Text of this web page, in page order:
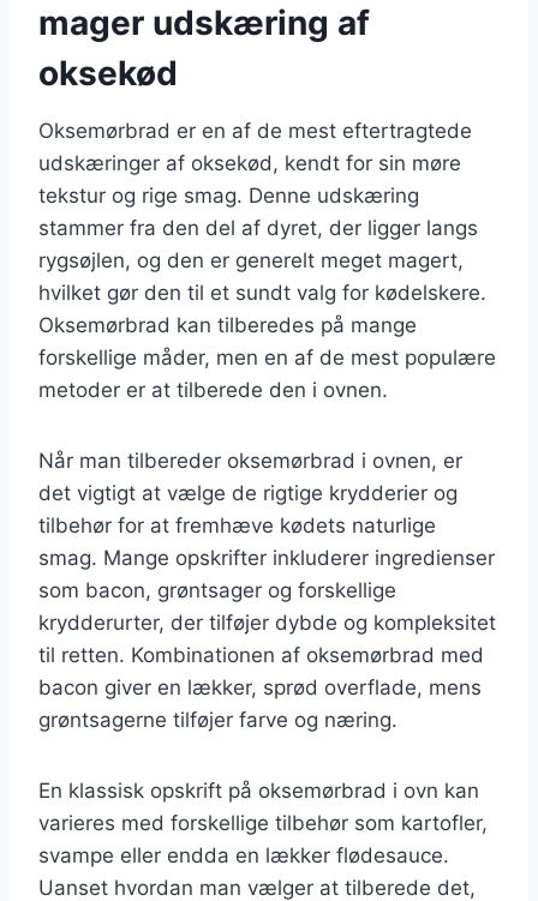
mager udskæring af
oksekød
Oksemørbrad er en af de mest eftertragtede
udskæringer af oksekød, kendt for sin møre
tekstur og rige smag. Denne udskæring
stammer fra den del af dyret, der ligger langs
rygsøjlen, og den er generelt meget magert,
hvilket gør den til et sundt valg for kødelskere.
Oksemørbrad kan tilberedes på mange
forskellige måder, men en af de mest populære
metoder er at tilberede den i ovnen.
Når man tilbereder oksemørbrad i ovnen, er
det vigtigt at vælge de rigtige krydderier og
tilbehør for at fremhæve kødets naturlige
smag. Mange opskrifter inkluderer ingredienser
som bacon, grøntsager og forskellige
krydderurter, der tilføjer dybde og kompleksitet
til retten. Kombinationen af oksemørbrad med
bacon giver en lækker, sprød overflade, mens
grøntsagerne tilføjer farve og næring.
En klassisk opskrift på oksemørbrad i ovn kan
varieres med forskellige tilbehør som kartofler,
svampe eller endda en lækker flødesauce.
Uanset hvordan man vælger at tilberede det,